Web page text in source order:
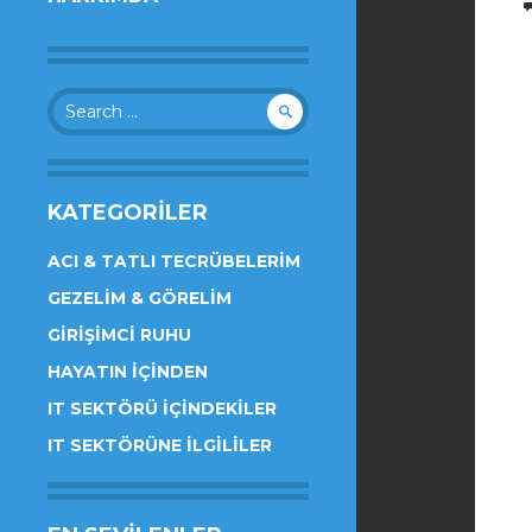
Search
for:
KATEGORILER
ACI & TATLI TECRÜBELERIM
GEZELIM & GÖRELIM
GIRIŞIMCI RUHU
HAYATIN İÇINDEN
IT SEKTÖRÜ İÇINDEKILER
IT SEKTÖRÜNE İLGILILER